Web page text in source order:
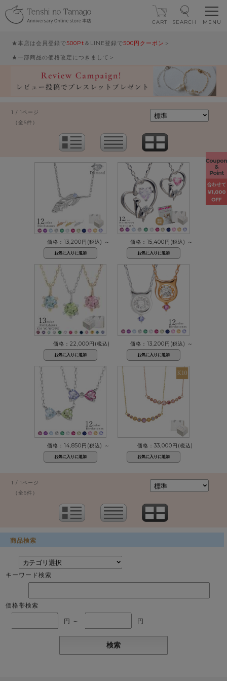
★本店は会員登録で500Pt ＆LINE登録で500円クーポン ＞
★一部商品の価格改定につきまして＞
CART SEARCH
1 / 1ページ
（全6件）
価格：13,200円(税込) ～ 価格：15,400円(税込) ～
価格：22,000円(税込) 価格：13,200円(税込) ～
価格：14,850円(税込) ～ 価格：33,000円(税込)
1 / 1ページ
（全6件）
商品検索
キーワード検索
価格帯検索
円 ～ 円